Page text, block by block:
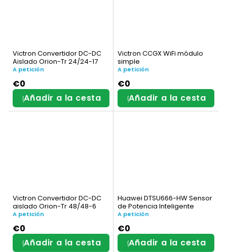
Victron Convertidor DC-DC
Aislado Orion-Tr 24/24-17
A petición
€0
Añadir a la cesta
Victron CCGX WiFi módulo
simple
A petición
€0
Añadir a la cesta
Victron Convertidor DC-DC
aislado Orion-Tr 48/48-6
A petición
€0
Añadir a la cesta
Huawei DTSU666-HW Sensor
de Potencia Inteligente
A petición
€0
Añadir a la cesta